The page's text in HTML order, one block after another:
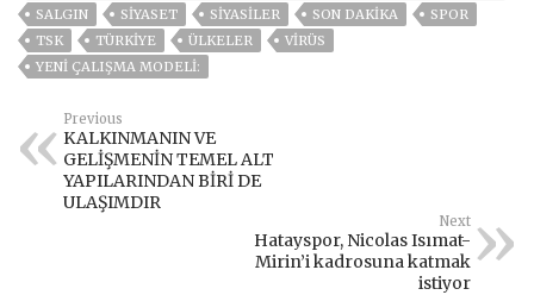
SALGIN
SİYASET SİYASİLER SON DAKIKA
SPOR
TSK
TÜRKİYE ÜLKELER
VIRÜS
YENI ÇALIŞMA MODELI:
Previous
KALKINMANIN VE
GELİŞMENİN TEMEL ALT
YAPILARINDAN BİRİ DE
ULAŞIMDIR
Next
Hatayspor, Nicolas Isımat-
Mirin’i kadrosuna katmak
istiyor